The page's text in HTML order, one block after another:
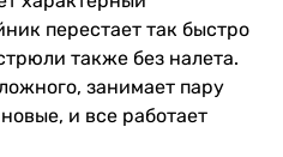
перестает так быстро
также без налета.
занимает пару
и все работает